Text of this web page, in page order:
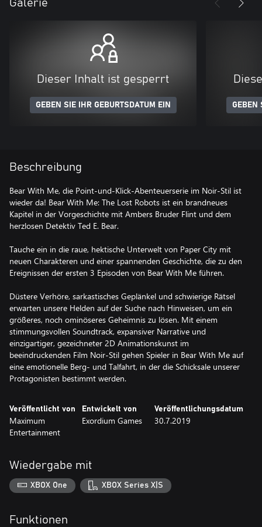
Galerie
Dieser Inhalt ist gesperrt
GEBEN SIE IHR GEBURTSDATUM EIN GEBEN
Beschreibung
Bear With Me, die Point-und-Klick-Abenteuerserie im Noir-Stil ist
wieder da! Bear With Me: The Lost Robots ist ein brandneues
Kapitel in der Vorgeschichte mit Ambers Bruder Flint und dem
herzlosen Detektiv Ted E. Bear.
Tauche ein in die raue, hektische Unterwelt von Paper City mit
neuen Charakteren und einer spannenden Geschichte, die zu den
Ereignissen der ersten 3 Episoden von Bear With Me führen.
Düstere Verhöre, sarkastisches Geplänkel und schwierige Rätsel
erwarten unsere Helden auf der Suche nach Hinweisen, um ein
größeres, noch ominöseres Geheimnis zu lösen. Mit einem
stimmungsvollen Soundtrack, expansiver Narrative und
einzigartiger, gezeichneter 2D Animationskunst im
beeindruckenden Film Noir-Stil gehen Spieler in Bear With Me auf
eine emotionelle Berg- und Talfahrt, in der die Schicksale unserer
Protagonisten bestimmt werden.
Veröffentlicht von
Maximum
Entertainment
Entwickelt von
Exordium Games
Veröffentlichungsdatum
30.7.2019
Wiedergabe mit
XBOX One XBOX Series X|S
Funktionen